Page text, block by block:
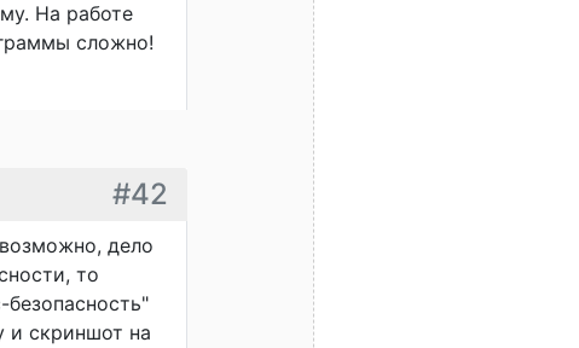
На работе
сложно!
#42
дело
то
и скриншот на